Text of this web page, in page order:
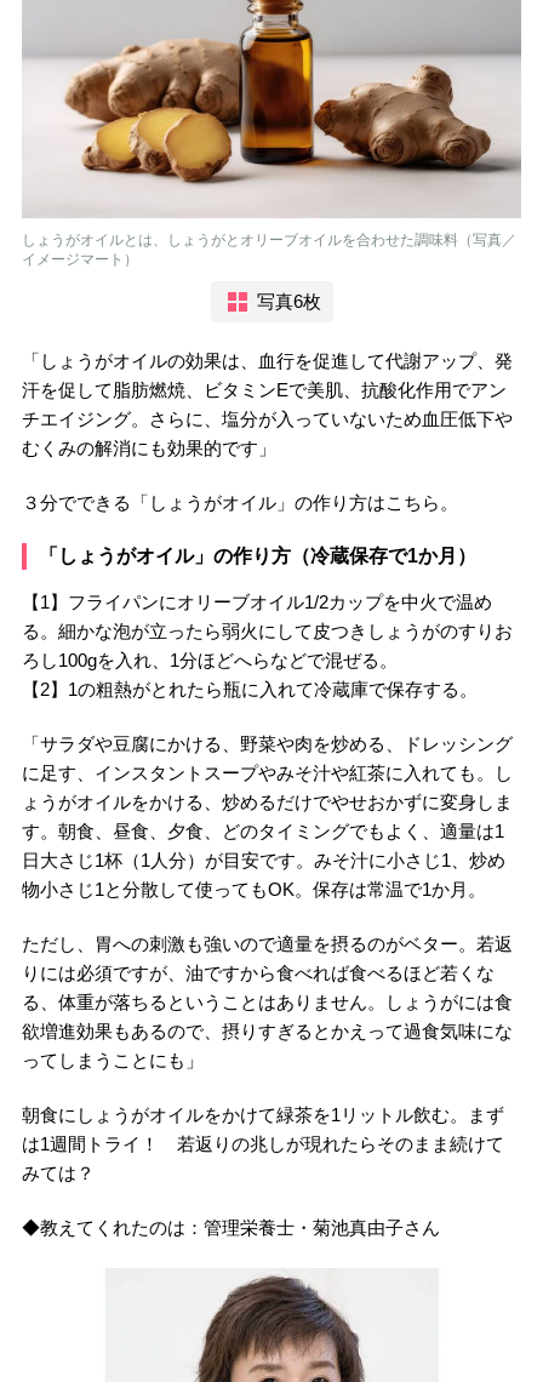
しょうがオイルとは、しょうがとオリーブオイルを合わせた調味料（写真／
イメージマート）
写真6枚
「しょうがオイルの効果は、血行を促進して代謝アップ、発
汗を促して脂肪燃焼、ビタミンEで美肌、抗酸化作用でアン
チエイジング。さらに、塩分が入っていないため血圧低下や
むくみの解消にも効果的です」
３分でできる「しょうがオイル」の作り方はこちら。
「しょうがオイル」の作り方（冷蔵保存で1か月）
【1】フライパンにオリーブオイル1/2カップを中火で温め
る。細かな泡が立ったら弱火にして皮つきしょうがのすりお
ろし100gを入れ、1分ほどへらなどで混ぜる。
【2】1の粗熱がとれたら瓶に入れて冷蔵庫で保存する。
「サラダや豆腐にかける、野菜や肉を炒める、ドレッシング
に足す、インスタントスープやみそ汁や紅茶に入れても。し
ょうがオイルをかける、炒めるだけでやせおかずに変身しま
す。朝食、昼食、夕食、どのタイミングでもよく、適量は1
日大さじ1杯（1人分）が目安です。みそ汁に小さじ1、炒め
物小さじ1と分散して使ってもOK。保存は常温で1か月。
ただし、胃への刺激も強いので適量を摂るのがベター。若返
りには必須ですが、油ですから食べれば食べるほど若くな
る、体重が落ちるということはありません。しょうがには食
欲増進効果もあるので、摂りすぎるとかえって過食気味にな
ってしまうことにも」
朝食にしょうがオイルをかけて緑茶を1リットル飲む。まず
は1週間トライ！ 若返りの兆しが現れたらそのまま続けて
みては？
◆教えてくれたのは：管理栄養士・菊池真由子さん